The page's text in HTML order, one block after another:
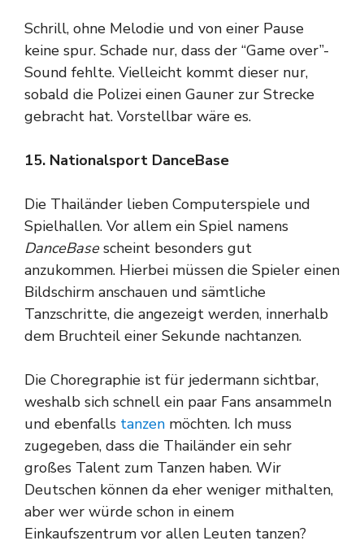
Schrill, ohne Melodie und von einer Pause
keine spur. Schade nur, dass der “Game over”-
Sound fehlte. Vielleicht kommt dieser nur,
sobald die Polizei einen Gauner zur Strecke
gebracht hat. Vorstellbar wäre es.
15. Nationalsport DanceBase
Die Thailänder lieben Computerspiele und
Spielhallen. Vor allem ein Spiel namens
DanceBasescheint besonders gut
anzukommen. Hierbei müssen die Spieler einen
Bildschirm anschauen und sämtliche
Tanzschritte, die angezeigt werden, innerhalb
dem Bruchteil einer Sekunde nachtanzen.
Die Choregraphie ist für jedermann sichtbar,
weshalb sich schnell ein paar Fans ansammeln
und ebenfalls tanzen möchten. Ich muss
zugegeben, dass die Thailänder ein sehr
großes Talent zum Tanzen haben. Wir
Deutschen können da eher weniger mithalten,
aber wer würde schon in einem
Einkaufszentrum vor allen Leuten tanzen?